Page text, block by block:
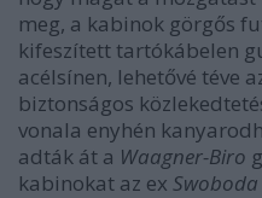
meg, a kabinok görgős
kifeszített tartókábelen
acélsínen, lehetővé téve
biztonságos
vonala enyhén
adták át a Waagner-Biro
kabinokat az ex Swoboda